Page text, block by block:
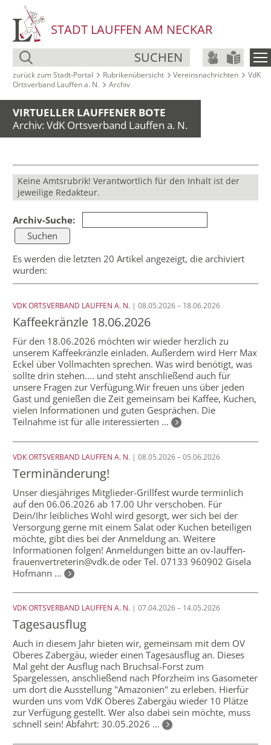
STADT LAUFFEN AM NECKAR
SUCHEN
zurück zum Stadt‑Portal Rubrikenübersicht Vereinsnachrichten
VdK
Ortsverband Lauffen a. N.
Archiv
VIRTUELLER LAUFFENER BOTE
Archiv: VdK Ortsverband Lauffen a. N.
Keine Amtsrubrik! Verantwortlich für den Inhalt ist der
jeweilige Redakteur.
Archiv-Suche:
Es werden die letzten 20 Artikel angezeigt, die archiviert
wurden:
VDK ORTSVERBAND LAUFFEN A. N. | 08.05.2026 – 18.06.2026
Kaffeekränzle 18.06.2026
Für den 18.06.2026 möchten wir wieder herzlich zu
unserem Kaffeekränzle einladen. Außerdem wird Herr Max
Eckel über Vollmachten sprechen. Was wird benötigt, was
sollte drin stehen.... und steht anschließend auch für
unsere Fragen zur Verfügung.Wir freuen uns über jeden
Gast und genießen die Zeit gemeinsam bei Kaffee, Kuchen,
vielen Informationen und guten Gesprächen. Die
Teilnahme ist für alle interessierten …
VDK ORTSVERBAND LAUFFEN A. N. | 08.05.2026 – 05.06.2026
Terminänderung!
Unser diesjähriges Mitglieder-Grillfest wurde terminlich
auf den 06.06.2026 ab 17.00 Uhr verschoben. Für
Dein/Ihr leibliches Wohl wird gesorgt, wer sich bei der
Versorgung gerne mit einem Salat oder Kuchen beteiligen
möchte, gibt dies bei der Anmeldung an. Weitere
Informationen folgen! Anmeldungen bitte an ov-lauffen-
frauenvertreterin@vdk.de oder Tel. 07133 960902 Gisela
Hofmann …
VDK ORTSVERBAND LAUFFEN A. N. | 07.04.2026 – 14.05.2026
Tagesausflug
Auch in diesem Jahr bieten wir, gemeinsam mit dem OV
Oberes Zabergäu, wieder einen Tagesausflug an. Dieses
Mal geht der Ausflug nach Bruchsal-Forst zum
Spargelessen, anschließend nach Pforzheim ins Gasometer
um dort die Ausstellung "Amazonien" zu erleben. Hierfür
wurden uns vom VdK Oberes Zabergäu wieder 10 Plätze
zur Verfügung gestellt. Wer also dabei sein möchte, muss
schnell sein! Abfahrt: 30.05.2026 …